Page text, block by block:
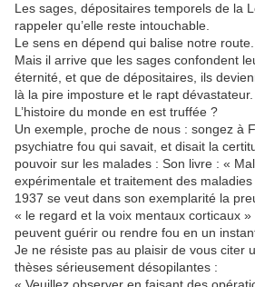
Les sages, dépositaires temporels de la
rappeler qu’elle reste intouchable.
Le sens en dépend qui balise notre route.
Mais il arrive que les sages confondent
éternité, et que de dépositaires, ils
là la pire imposture et le rapt dévastateur.
L’histoire du monde en est truffée ?
Un exemple, proche de nous : songez à
psychiatre fou qui savait, et disait la
pouvoir sur les malades : Son livre : «
expérimentale et traitement des
1937 se veut dans son exemplarité la
« le regard et la voix mentaux corticaux »
peuvent guérir ou rendre fou en un
Je ne résiste pas au plaisir de vous citer
thèses sérieusement désopilantes :